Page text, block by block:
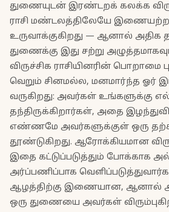
துணையுடன் இரண்டறக் கலக்க
ராசி மண்டலத்திலேயே இணையற்ற
உருவாக்குகிறது — ஆனால் அதிக
துணைக்கு இது சற்று
விருச்சிக ராசியினரின் பொறாமை
வெறும் சினமல்ல, மனமார்ந்த ஓர்
வருகிறது: அவர்கள் உங்களுக்கு
தந்திருக்கிறார்கள், அதை
எண்ணமே அவர்களுக்குள் ஒரு
தூண்டுகிறது. ஆரோக்கியமான
இதை கட்டுப்படுத்தும் போக்காக
அர்ப்பணிப்பாக
ஆழத்திற்கு இணையான, ஆனால்
ஒரு துணையை அவர்கள்